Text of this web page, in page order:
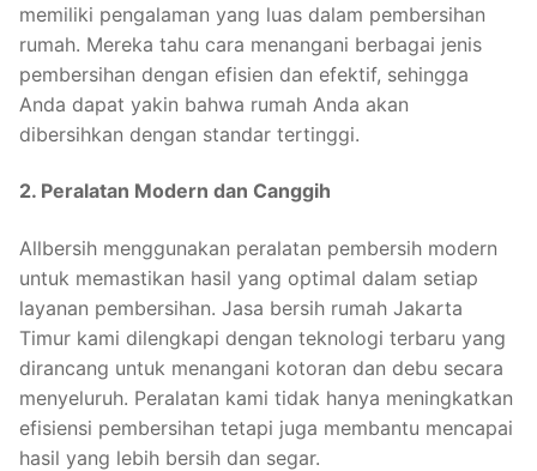
memiliki pengalaman yang luas dalam pembersihan
rumah. Mereka tahu cara menangani berbagai jenis
pembersihan dengan efisien dan efektif, sehingga
Anda dapat yakin bahwa rumah Anda akan
dibersihkan dengan standar tertinggi.
2. Peralatan Modern dan Canggih
Allbersih menggunakan peralatan pembersih modern
untuk memastikan hasil yang optimal dalam setiap
layanan pembersihan. Jasa bersih rumah Jakarta
Timur kami dilengkapi dengan teknologi terbaru yang
dirancang untuk menangani kotoran dan debu secara
menyeluruh. Peralatan kami tidak hanya meningkatkan
efisiensi pembersihan tetapi juga membantu mencapai
hasil yang lebih bersih dan segar.